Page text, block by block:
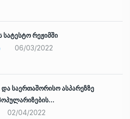
სატესტო რეჟიმში
06/03/2022
საერთაშორისო ასპარეზზე
02/04/2022